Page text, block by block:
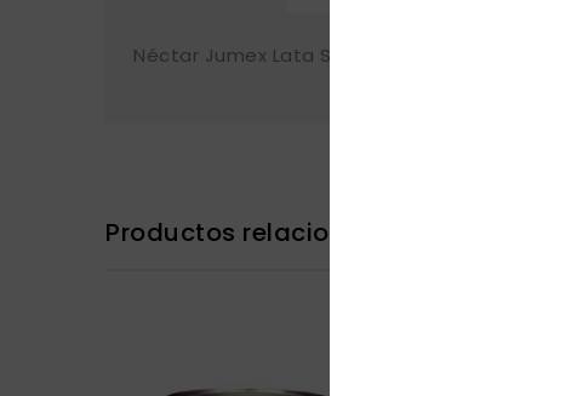
Néctar Jumex Lata Sabor Manzana 335 ml
Productos relacionados